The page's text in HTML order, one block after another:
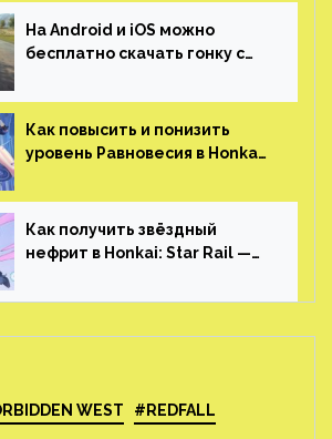
На Android и iOS можно
бесплатно скачать гонку с
который больше, чем в
Skyrim и GTA: San Andreas
Как повысить и понизить
уровень Равновесия в Honkai:
Как получить звёздный
нефрит в Honkai: Star Rail —
WEST #REDFALL